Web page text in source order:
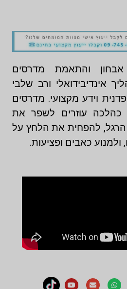
והתאמת מדרסים
אינדיבידואלי ורב שלבי
וידע מקצועי. מדרסים
כהלכה עוזרים לשפר את
הרגל, להפחית את הלחץ על
כאבים ופציעות.